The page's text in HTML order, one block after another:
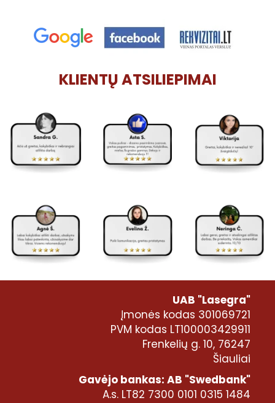
KLIENTŲ ATSILIEPIMAI
UAB "Lasegra"
Įmonės kodas 301069721
PVM kodas LT100003429911
Frenkelių g. 10, 76247
Šiauliai
Gavėjo bankas: AB "Swedbank"
A.s. LT82 7300 0101 0315 1484